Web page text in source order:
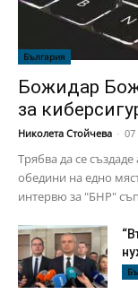
България
Божидар
за
Николета Стойчева - 07
Трябва да се
обедини на едно
интервю за "БНР"